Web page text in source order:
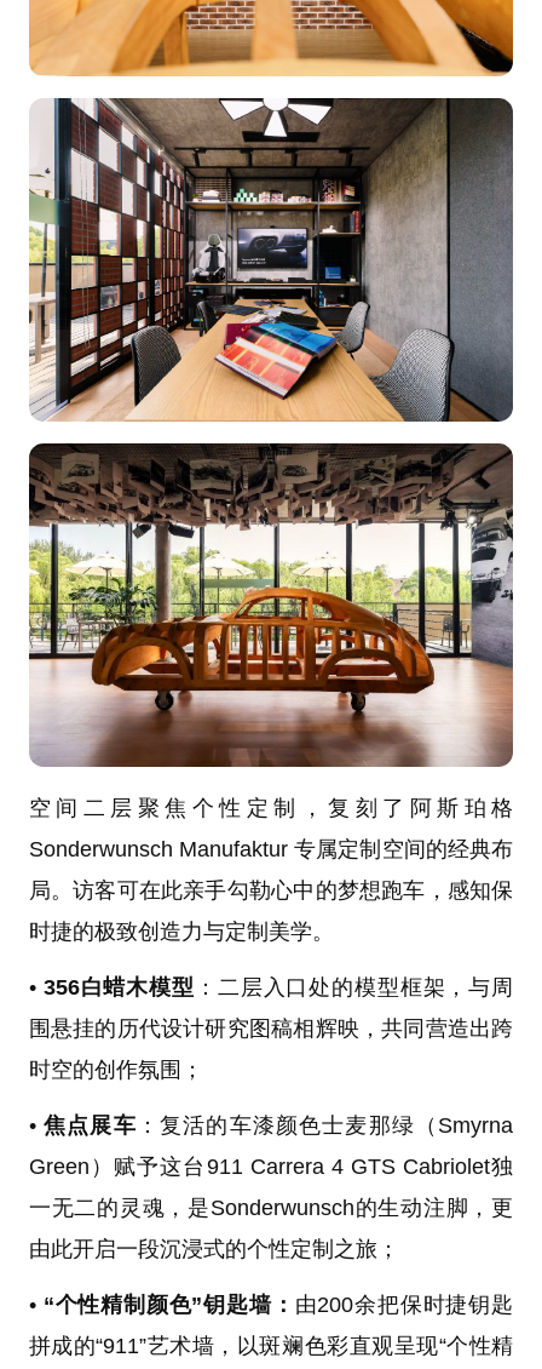
空间二层聚焦个性定制，复刻了阿斯珀格
Sonderwunsch Manufaktur 专属定制空间的经典布
局。访客可在此亲手勾勒心中的梦想跑车，感知保
时捷的极致创造力与定制美学。
• 356白蜡木模型 ：二层入口处的模型框架，与周
围悬挂的历代设计研究图稿相辉映，共同营造出跨
时空的创作氛围；
•焦点展车 ：复活的车漆颜色士麦那绿（Smyrna
Green）赋予这台911 Carrera 4 GTS Cabriolet独
一无二的灵魂，是Sonderwunsch的生动注脚，更
由此开启一段沉浸式的个性定制之旅；
• “个性精制颜色”钥匙墙： 由200余把保时捷钥匙
拼成的“911”艺术墙，以斑斓色彩直观呈现“个性精